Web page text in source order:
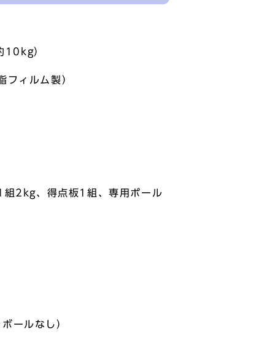
10kg）
ィルム製）
2kg、得点板1組、専用ポール
ールなし）